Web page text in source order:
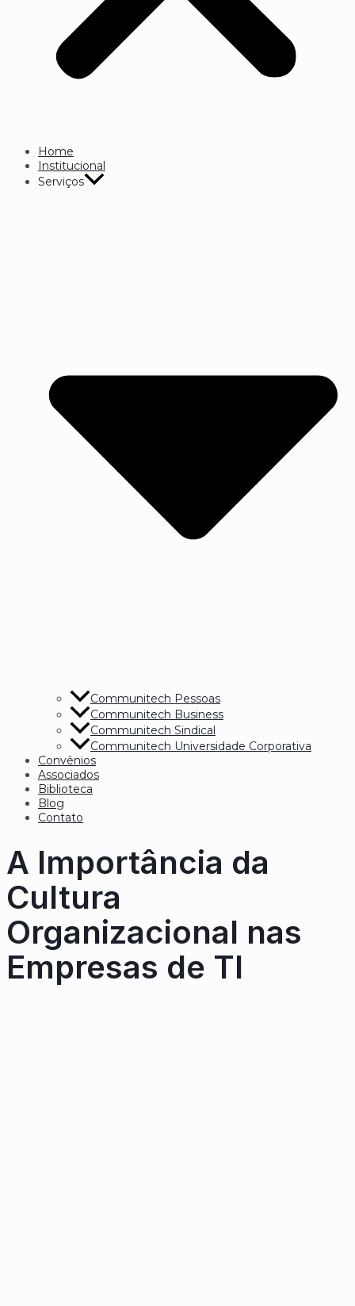
Home
Institucional
Serviços
Communitech Pessoas
Communitech Business
Communitech Sindical
Communitech Universidade Corporativa
Convênios
Associados
Biblioteca
Blog
Contato
A Importância da
Cultura
Organizacional nas
Empresas de TI